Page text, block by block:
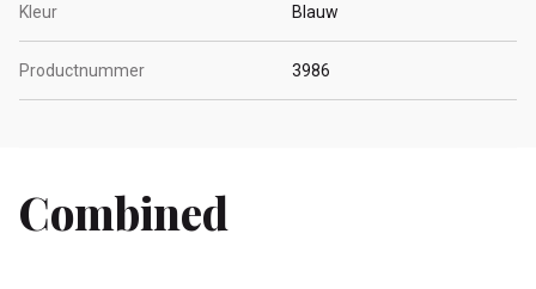
Kleur Blauw
Productnummer 3986
Combined